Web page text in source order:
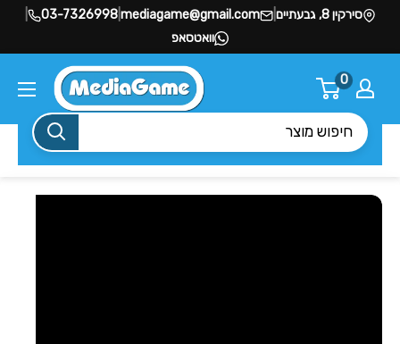
סירקין 8, גבעתיים |
mediagame@gmail.com
|
03-7326998
וואטסאפ
0